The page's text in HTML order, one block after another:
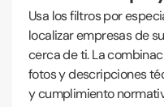
Usa los filtros por
localizar empresas de
cerca de ti. La
fotos y descripciones
y cumplimiento